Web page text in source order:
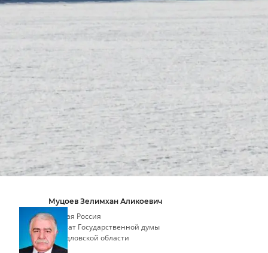
Муцоев Зелимхан Аликоевич
Единая Россия
депутат Государственной думы
Свердловской области